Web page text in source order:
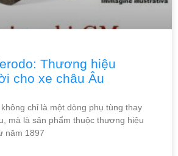
Thương hiệu
cho xe châu Âu
chỉ là một dòng phụ tùng thay
mà là sản phẩm thuộc thương hiệu
năm 1897